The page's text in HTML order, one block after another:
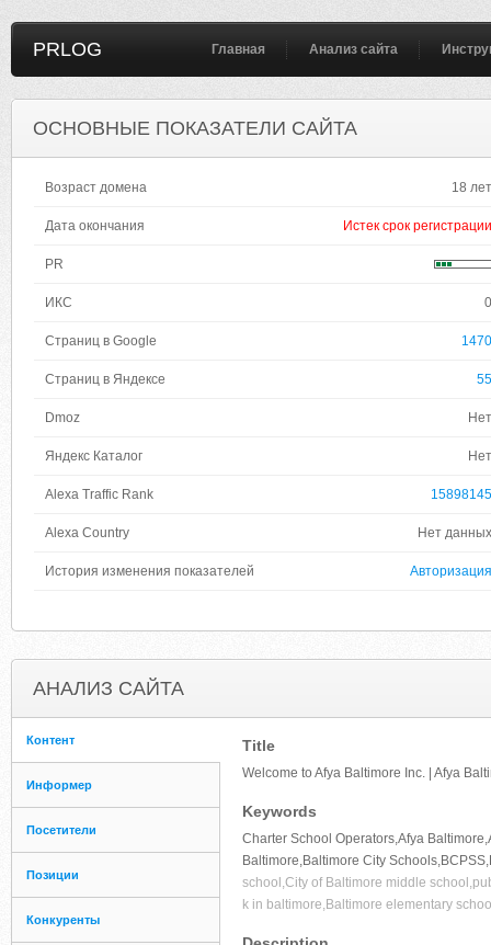
PRLOG Главная Анализ сайта
ОСНОВНЫЕ ПОКАЗАТЕЛИ САЙТА
Возраст домена 18 лет
Дата окончания Истек срок регистрации
PR
ИКС 0
Страниц в Google 1470
Страниц в Яндексе 55
Dmoz Нет
Яндекс Каталог Нет
Alexa Traffic Rank 15898145
Alexa Country Нет данных
История изменения показателей Авторизация
АНАЛИЗ САЙТА
Контент
Информер
Посетители
Позиции
Конкуренты
Title
Welcome to Afya Baltimore Inc. | Afya
Keywords
Charter School Operators,Afya
Baltimore,Baltimore City
school,City of Baltimore middle
k in baltimore,Baltimore elementary